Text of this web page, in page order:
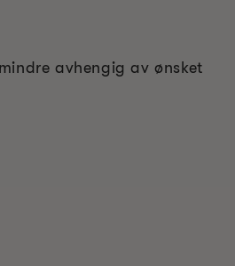
avhengig av ønsket